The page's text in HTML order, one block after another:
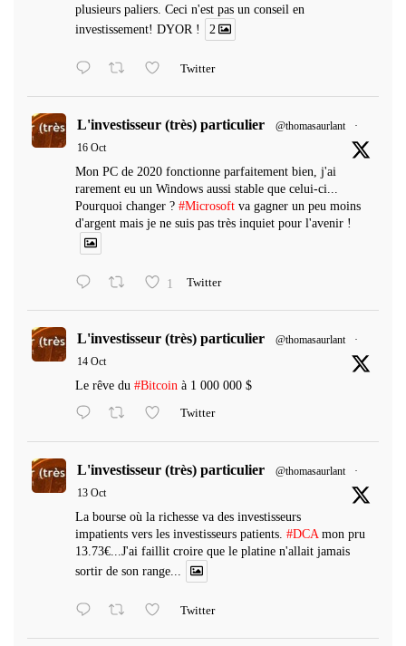
plusieurs paliers. Ceci n'est pas un conseil en
investissement! DYOR !
2
Twitter
L'investisseur (très) particulier @thomasaurlant
·
16 Oct
Mon PC de 2020 fonctionne parfaitement bien, j'ai
rarement eu un Windows aussi stable que celui-ci...
Pourquoi changer ? #Microsoft va gagner un peu moins
d'argent mais je ne suis pas très inquiet pour l'avenir !
1 Twitter
L'investisseur (très) particulier @thomasaurlant
·
14 Oct
Le rêve du #Bitcoin à 1 000 000 $
Twitter
L'investisseur (très) particulier @thomasaurlant
·
13 Oct
La bourse où la richesse va des investisseurs
impatients vers les investisseurs patients. #DCA mon pru
13.73€...J'ai faillit croire que le platine n'allait jamais
sortir de son range...
Twitter